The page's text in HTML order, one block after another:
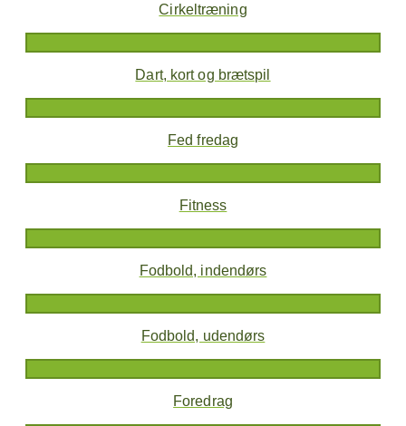
Cirkeltræning
Dart, kort og brætspil
Fed fredag
Fitness
Fodbold, indendørs
Fodbold, udendørs
Foredrag